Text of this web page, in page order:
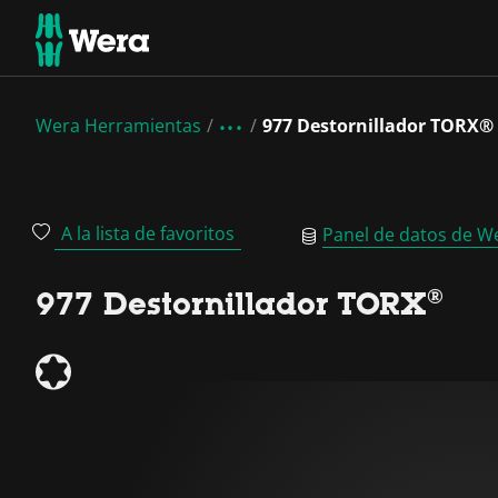
Wera Herramientas 977 Destornillador TORX®
A la lista de favoritos Panel de datos de
977 Destornillador TORX®